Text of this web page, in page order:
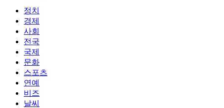
정치
경제
사회
전국
국제
문화
스포츠
연예
비즈
날씨